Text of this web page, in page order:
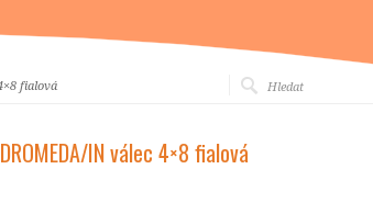
fialová
IN válec 4×8 fialová